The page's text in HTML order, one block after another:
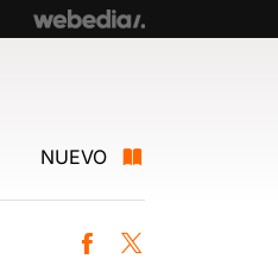
NUEVO
Facebook